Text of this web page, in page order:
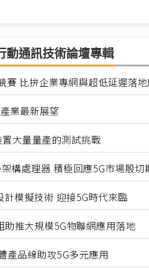
動通訊技術論壇專輯
賽 比拚企業專網與超低延遲落
業最新展望
大量量產的測試挑戰
構處理器 積極回應5G市場殷切
模擬技術 迎接5G時代來臨
推大規模5G物聯網應用落地
產品線助攻5G多元應用